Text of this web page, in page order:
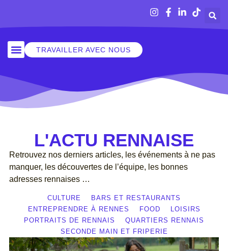
TRAVAILLER AVEC NOUS
L'ACTU RENNAISE
Retrouvez nos derniers articles, les événements à ne pas
manquer, les découvertes de l’équipe, les bonnes
adresses rennaises …
CULTURE
BARS ET RESTAURANTS
ENTREPRENDRE À RENNES
FOOD
LOISIRS
PORTRAITS DE RENNAIS
QUARTIERS RENNAIS
SECONDE MAIN ET FRIPERIE